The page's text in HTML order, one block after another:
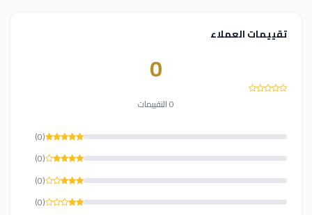
تقييمات العملاء
0
0 التقييمات
(0)
(0)
(0)
(0)